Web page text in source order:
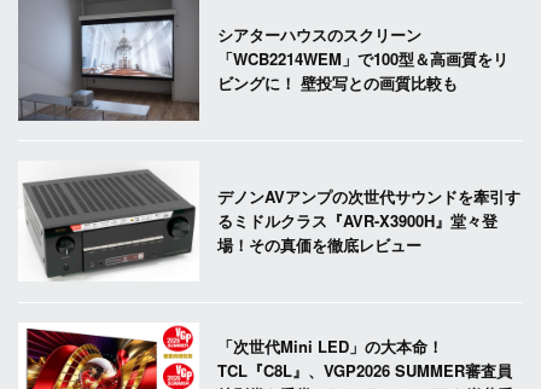
シアターハウスのスクリーン
「WCB2214WEM」で100型＆高画質をリ
ビングに！ 壁投写との画質比較も
デノンAVアンプの次世代サウンドを牽引す
るミドルクラス『AVR-X3900H』堂々登
場！その真価を徹底レビュー
「次世代Mini LED」の大本命！
TCL『C8L』、VGP2026 SUMMER審査員